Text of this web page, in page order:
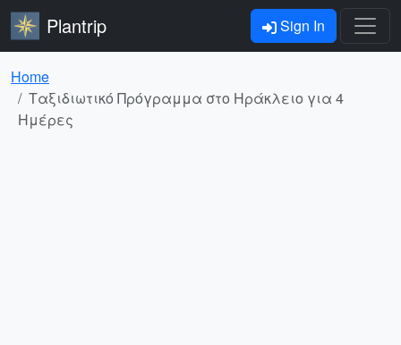
Plantrip Sign In
Home
Ταξιδιωτικό Πρόγραμμα στο Ηράκλειο για 4
Ημέρες